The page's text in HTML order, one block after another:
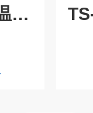
TS-211D大容量全温培养摇床